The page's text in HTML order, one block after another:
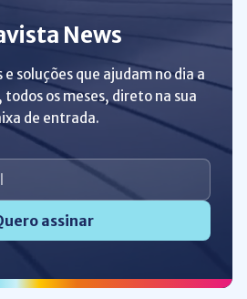
News
soluções que ajudam no dia a
os meses, direto na sua
de entrada.
assinar